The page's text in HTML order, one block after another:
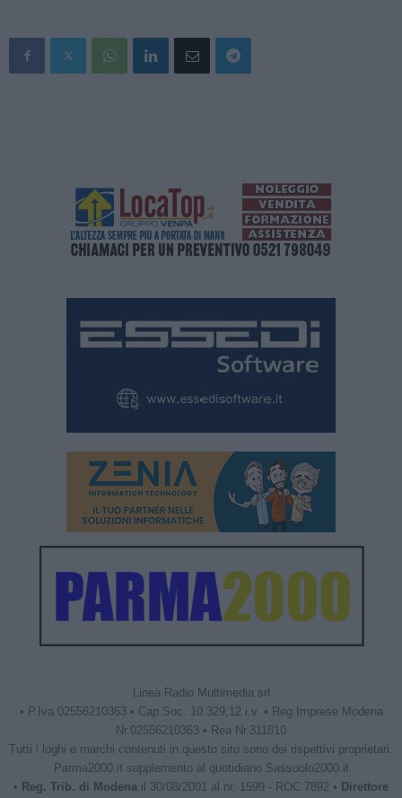
Linea Radio Multimedia srl
• P.Iva 02556210363 • Cap.Soc. 10.329,12 i.v. • Reg.Imprese Modena
Nr.02556210363 • Rea Nr.311810
Tutti i loghi e marchi contenuti in questo sito sono dei rispettivi proprietari.
Parma2000.it supplemento al quotidiano Sassuolo2000.it
• Reg. Trib. di Modena il 30/08/2001 al nr. 1599 - ROC 7892 • Direttore